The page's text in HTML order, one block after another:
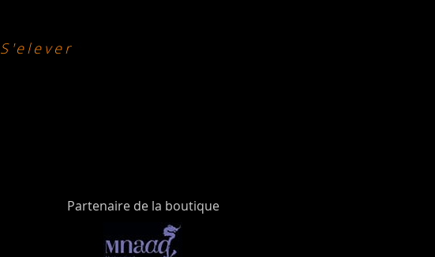
S'elever
Partenaire de la boutique